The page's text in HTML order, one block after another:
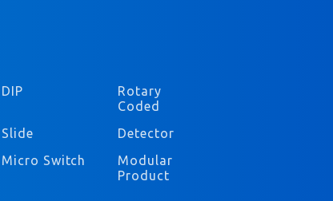
DIP
Rotary
Coded
Slide
Detector
Micro Switch
Modular
Product